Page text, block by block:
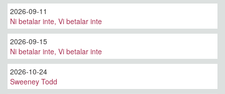
2026-09-11
Ni betalar inte, Vi betalar inte
2026-09-15
Ni betalar inte, Vi betalar inte
2026-10-24
Sweeney Todd